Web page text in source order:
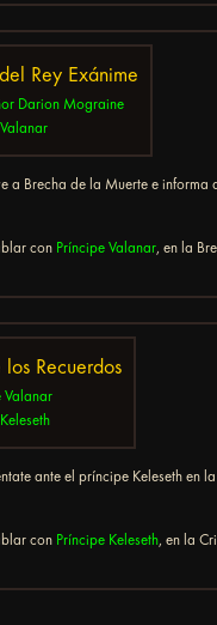
Rey Exánime
Darion Mograine
a Brecha de la Muerte e informa
con Príncipe Valanar , en la
Recuerdos
Valanar
ante el príncipe Keleseth en
con Príncipe Keleseth , en la